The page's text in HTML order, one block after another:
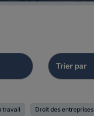
travail Droit des entreprises